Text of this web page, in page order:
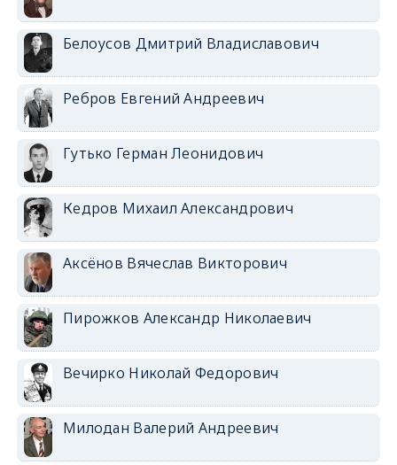
Белоусов Дмитрий Владиславович
Ребров Евгений Андреевич
Гутько Герман Леонидович
Кедров Михаил Александрович
Аксёнов Вячеслав Викторович
Пирожков Александр Николаевич
Вечирко Николай Федорович
Милодан Валерий Андреевич